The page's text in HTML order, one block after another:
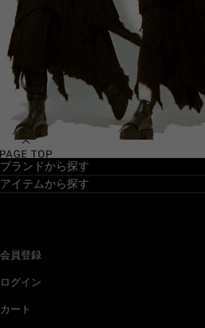
ブランドから探す
アイテムから探す
会員登録
ログイン
カート